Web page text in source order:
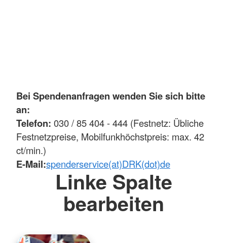
Bei Spendenanfragen wenden Sie sich bitte
an:
Telefon: 030 / 85 404 - 444 (Festnetz: Übliche
Festnetzpreise, Mobilfunkhöchstpreis: max. 42
ct/min.)
E-Mail:spenderservice(at)DRK(dot)de
Linke Spalte
bearbeiten